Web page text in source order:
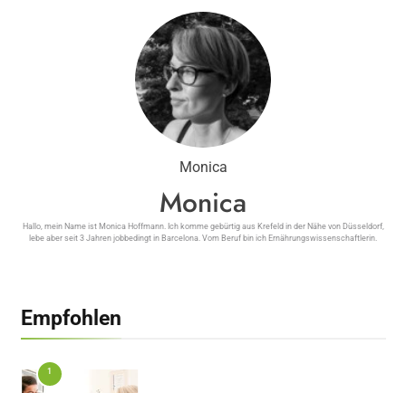
Summer Glow als Umsatzbooster –
Wie Kosmetikstudios saisonale Trends
für sich nutzen
was wirklich funktioniert
Monica
Monica
Hallo, mein Name ist Monica Hoffmann. Ich komme gebürtig aus Krefeld in der Nähe von Düsseldorf,
lebe aber seit 3 Jahren jobbedingt in Barcelona. Vom Beruf bin ich Ernährungswissenschaftlerin.
Empfohlen
1